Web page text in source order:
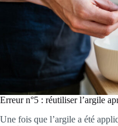
Erreur n°5 : réutiliser l’argile
Une fois que l’argile a été